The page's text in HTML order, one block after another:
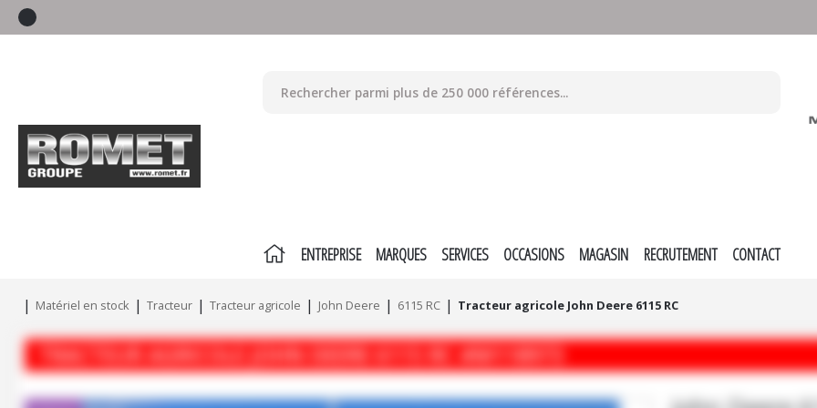
ENTREPRISE MARQUES SERVICES OCCASIONS MAGASIN RECRUTEMENT CONTACT
Matériel en stock Tracteur Tracteur agricole John Deere 6115 RC Tracteur agricole John Deere 6115 RC
TRACTEUR AGRICOLE 6115 RC